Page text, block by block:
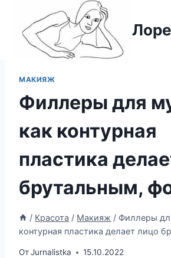
содержимому
МАКИЯЖ
Филлеры для
как контурная
пластика
брутальным,
/ Красота / Макияж / Филлеры
контурная пластика делает лицо
ОтJurnalistka 15.10.2022